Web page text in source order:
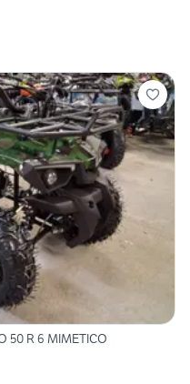
50 R 6 MIMETICO